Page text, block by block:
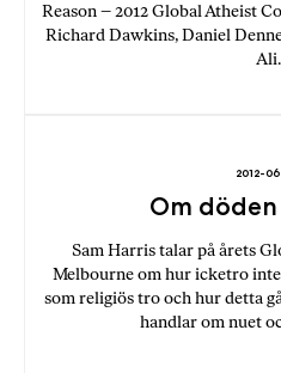
Reason – 2012 Global Atheist
‪Richard Dawkins, Daniel
Ali‬.
2012-
Om
Sam Harris talar på årets
Melbourne om hur icketro
som religiös tro och hur detta
handlar om nuet